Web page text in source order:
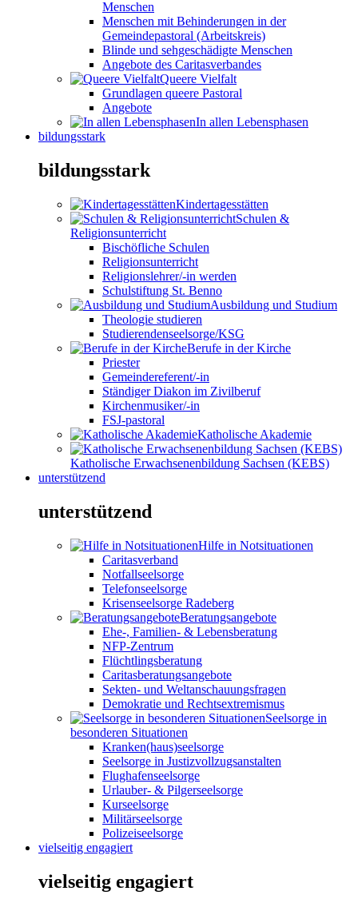
Menschen
Menschen mit Behinderungen in der
Gemeindepastoral (Arbeitskreis)
Blinde und sehgeschädigte Menschen
Angebote des Caritasverbandes
Queere Vielfalt
Grundlagen queere Pastoral
Angebote
In allen Lebensphasen
bildungsstark
bildungsstark
Kindertagesstätten
Schulen &
Religionsunterricht
Bischöfliche Schulen
Religionsunterricht
Religionslehrer/-in werden
Schulstiftung St. Benno
Ausbildung und Studium
Theologie studieren
Studierendenseelsorge/KSG
Berufe in der Kirche
Priester
Gemeindereferent/-in
Ständiger Diakon im Zivilberuf
Kirchenmusiker/-in
FSJ-pastoral
Katholische Akademie
Katholische Erwachsenenbildung Sachsen (KEBS)
unterstützend
unterstützend
Hilfe in Notsituationen
Caritasverband
Notfallseelsorge
Telefonseelsorge
Krisenseelsorge Radeberg
Beratungsangebote
Ehe-, Familien- & Lebensberatung
NFP-Zentrum
Flüchtlingsberatung
Caritasberatungsangebote
Sekten- und Weltanschauungsfragen
Demokratie und Rechtsextremismus
Seelsorge in
besonderen Situationen
Kranken(haus)seelsorge
Seelsorge in Justizvollzugsanstalten
Flughafenseelsorge
Urlauber- & Pilgerseelsorge
Kurseelsorge
Militärseelsorge
Polizeiseelsorge
vielseitig engagiert
vielseitig engagiert